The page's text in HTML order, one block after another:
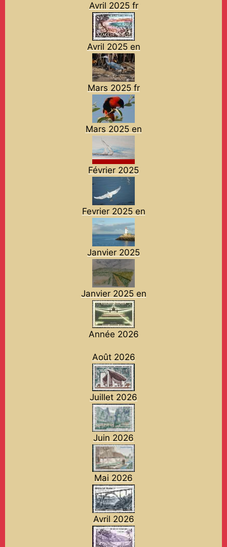
Avril 2025 fr
Avril 2025 en
Mars 2025 fr
Mars 2025 en
Février 2025
Fevrier 2025 en
Janvier 2025
Janvier 2025 en
Année 2026
Août 2026
Juillet 2026
Juin 2026
Mai 2026
Avril 2026